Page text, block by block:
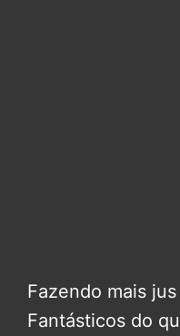
Fazendo mais
Fantásticos do